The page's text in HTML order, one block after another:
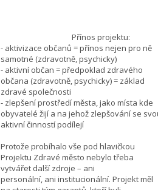
Přínos projektu:
- aktivizace občanů = přínos nejen pro ně
samotné (zdravotně, psychicky)
- aktivní občan = předpoklad zdravého
občana (zdravotně, psychicky) = základ
zdravé společnosti
- zlepšení prostředí města, jako místa kde
obyvatelé žijí a na jehož zlepšování se
aktivní činností podílejí
Protože probíhalo vše pod hlavičkou
Projektu Zdravé město nebylo třeba
vytvářet další zdroje – ani
personální, ani institucionální. Projekt měl